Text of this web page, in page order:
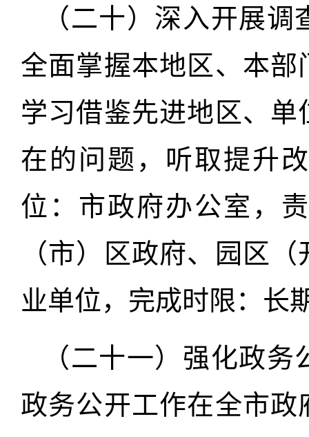
（二十）深入开展
全面掌握本地区、本
学习借鉴先进地区、
在的问题，听取提升
位：市政府办公室，
（市）区政府、园区
业单位，完成时限：长
（二十一）强化政
政务公开工作在全市